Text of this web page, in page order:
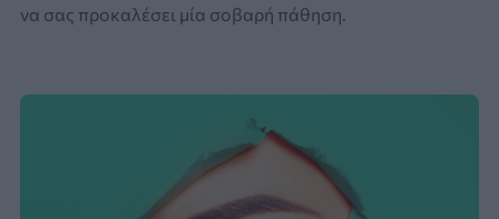
να σας προκαλέσει μία σοβαρή πάθηση.